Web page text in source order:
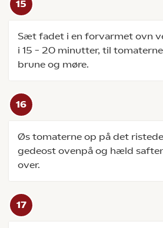
Sæt fadet i en forvarmet ovn
i 15 – 20 minutter, til
brune og møre.
Øs tomaterne op på det
gedeost ovenpå og hæld
over.